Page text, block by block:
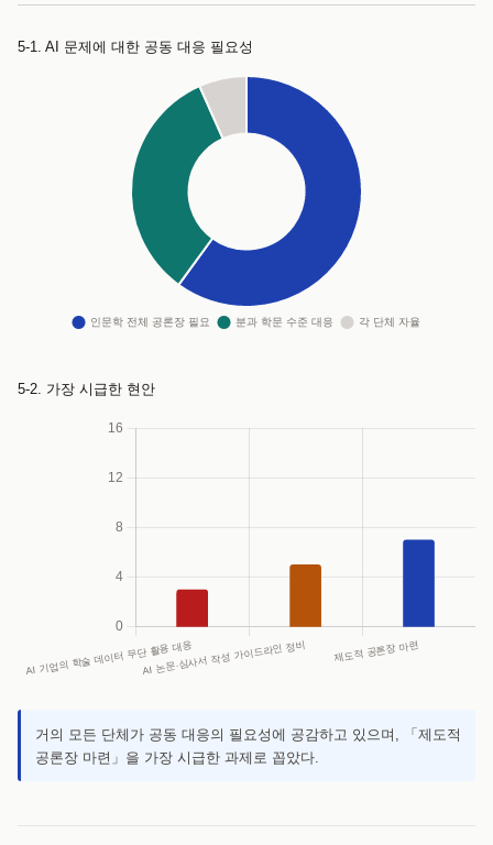
5-1. AI 문제에 대한 공동 대응 필요성
5-2. 가장 시급한 현안
거의 모든 단체가 공동 대응의 필요성에 공감하고 있으며, 「제도적
공론장 마련」을 가장 시급한 과제로 꼽았다.